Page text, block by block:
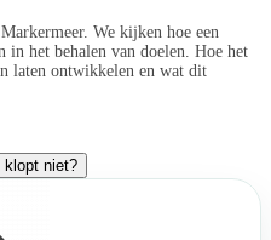
We kijken hoe een
het behalen van doelen. Hoe het
laten ontwikkelen en wat dit
klopt niet?